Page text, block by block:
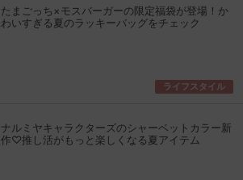
たまごっち×モスバーガーの限定福袋が登場！か
わいすぎる夏のラッキーバッグをチェック
ライフスタイル
ナルミヤキャラクターズのシャーベットカラー新
作♡推し活がもっと楽しくなる夏アイテム